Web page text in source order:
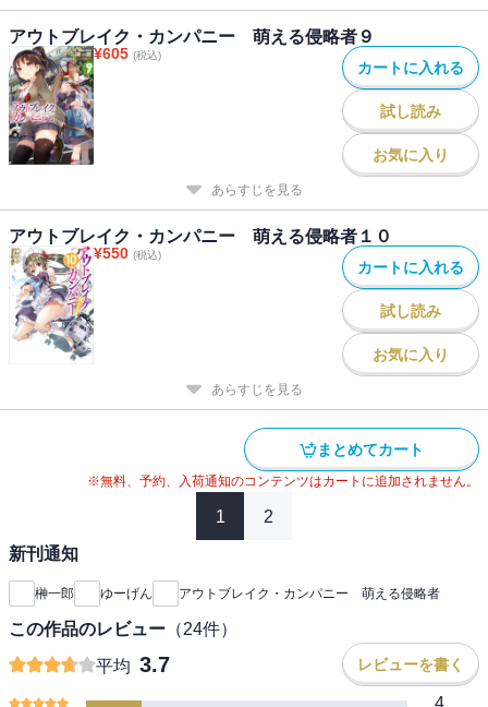
アウトブレイク・カンパニー 萌える侵略者９
¥605 (税込)
カートに入れる
試し読み
お気に入り
あらすじを見る
アウトブレイク・カンパニー 萌える侵略者１０
¥550 (税込)
カートに入れる
試し読み
お気に入り
あらすじを見る
まとめてカート
※無料、予約、入荷通知のコンテンツはカートに追加されません。
1 2
新刊通知
榊一郎 ゆーげん アウトブレイク・カンパニー 萌える侵略者
この作品のレビュー （24件）
平均 3.7 レビューを書く